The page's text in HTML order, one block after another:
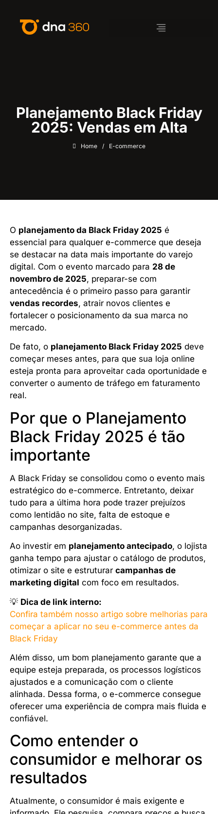
Planejamento Black Friday
2025: Vendas em Alta
Home / E-commerce
O planejamento da Black Friday 2025 é
essencial para qualquer e-commerce que deseja
se destacar na data mais importante do varejo
digital. Com o evento marcado para 28 de
novembro de 2025, preparar-se com
antecedência é o primeiro passo para garantir
vendas recordes, atrair novos clientes e
fortalecer o posicionamento da sua marca no
mercado.
De fato, o planejamento Black Friday 2025 deve
começar meses antes, para que sua loja online
esteja pronta para aproveitar cada oportunidade e
converter o aumento de tráfego em faturamento
real.
Por que o Planejamento
Black Friday 2025 é tão
importante
A Black Friday se consolidou como o evento mais
estratégico do e-commerce. Entretanto, deixar
tudo para a última hora pode trazer prejuízos
como lentidão no site, falta de estoque e
campanhas desorganizadas.
Ao investir em planejamento antecipado, o lojista
ganha tempo para ajustar o catálogo de produtos,
otimizar o site e estruturar campanhas de
marketing digital com foco em resultados.
💡 Dica de link interno:
Confira também nosso artigo sobre melhorias para
começar a aplicar no seu e-commerce antes da
Black Friday
Além disso, um bom planejamento garante que a
equipe esteja preparada, os processos logísticos
ajustados e a comunicação com o cliente
alinhada. Dessa forma, o e-commerce consegue
oferecer uma experiência de compra mais fluida e
confiável.
Como entender o
consumidor e melhorar os
resultados
Atualmente, o consumidor é mais exigente e